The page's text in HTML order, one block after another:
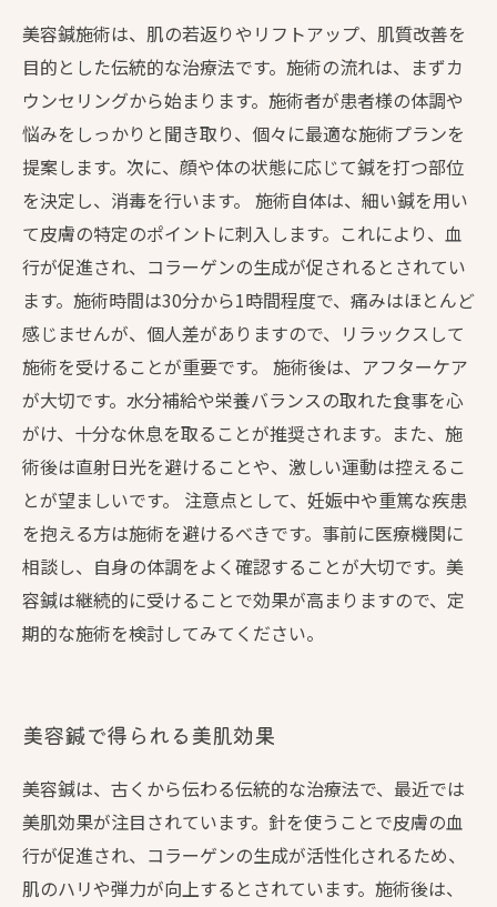
美容鍼施術は、肌の若返りやリフトアップ、肌質改善を
目的とした伝統的な治療法です。施術の流れは、まずカ
ウンセリングから始まります。施術者が患者様の体調や
悩みをしっかりと聞き取り、個々に最適な施術プランを
提案します。次に、顔や体の状態に応じて鍼を打つ部位
を決定し、消毒を行います。 施術自体は、細い鍼を用い
て皮膚の特定のポイントに刺入します。これにより、血
行が促進され、コラーゲンの生成が促されるとされてい
ます。施術時間は30分から1時間程度で、痛みはほとんど
感じませんが、個人差がありますので、リラックスして
施術を受けることが重要です。 施術後は、アフターケア
が大切です。水分補給や栄養バランスの取れた食事を心
がけ、十分な休息を取ることが推奨されます。また、施
術後は直射日光を避けることや、激しい運動は控えるこ
とが望ましいです。 注意点として、妊娠中や重篤な疾患
を抱える方は施術を避けるべきです。事前に医療機関に
相談し、自身の体調をよく確認することが大切です。美
容鍼は継続的に受けることで効果が高まりますので、定
期的な施術を検討してみてください。
美容鍼で得られる美肌効果
美容鍼は、古くから伝わる伝統的な治療法で、最近では
美肌効果が注目されています。針を使うことで皮膚の血
行が促進され、コラーゲンの生成が活性化されるため、
肌のハリや弾力が向上するとされています。施術後は、